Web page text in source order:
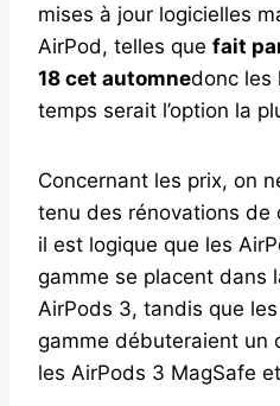
mises à jour logicielles
AirPod, telles que fait
18 cet automnedonc les
temps serait l’option la
Concernant les prix, on
tenu des rénovations de
il est logique que les
gamme se placent dans
AirPods 3, tandis que
gamme débuteraient un
les AirPods 3 MagSafe